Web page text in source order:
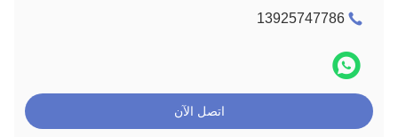
13925747786
اتصل الآن